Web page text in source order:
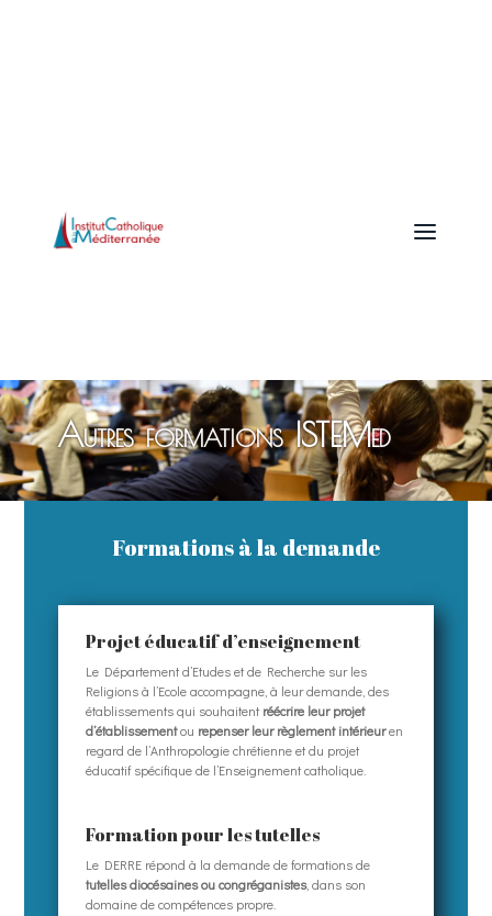
a
Autres formations ISTEMed
Formations à la demande
Projet éducatif d’enseignement
Le Département d’Etudes et de Recherche sur les
Religions à l’Ecole accompagne, à leur demande, des
établissements qui souhaitentréécrire leur projet
d’établissementou repenser leur règlement intérieuren
regard de l’Anthropologie chrétienne et du projet
éducatif spécifique de l’Enseignement catholique.
Formation pour les tutelles
Le DERRE répond à la demande de formations de
tutelles diocésaines ou congréganistes, dans son
domaine de compétences propre.